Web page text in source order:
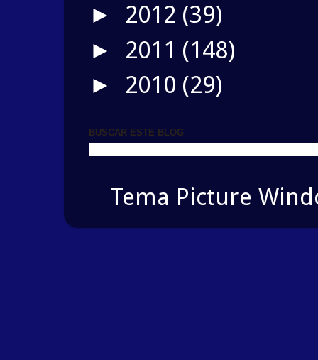
► 2012 (39)
► 2011 (148)
► 2010 (29)
BUSCAR ESTE BLOG
Tema Picture